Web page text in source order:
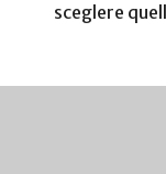
sceglere